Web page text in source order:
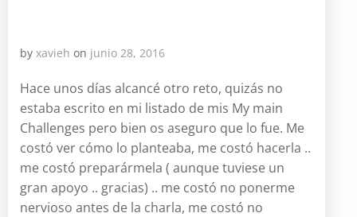
by xavieh on junio 28, 2016
Hace unos días alcancé otro reto, quizás no
estaba escrito en mi listado de mis My main
Challenges pero bien os aseguro que lo fue. Me
costó ver cómo lo planteaba, me costó hacerla ..
me costó preparármela ( aunque tuviese un
gran apoyo .. gracias) .. me costó no ponerme
nervioso antes de la charla, me costó no